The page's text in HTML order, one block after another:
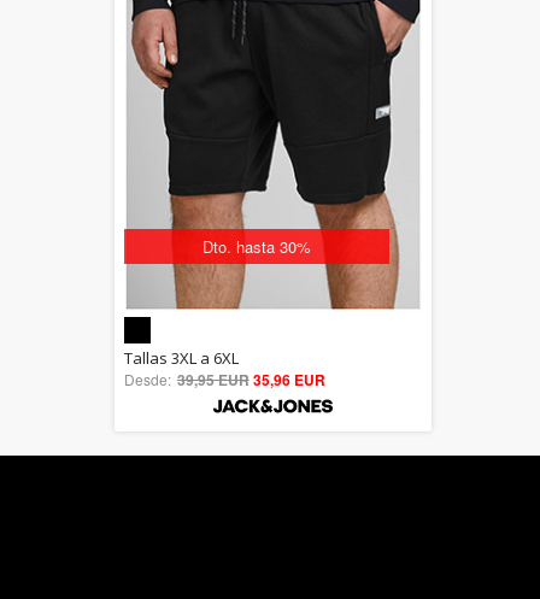
Dto. hasta 30%
5.00
out of 5
Tallas 3XL a 6XL
Desde: 39,95 EUR35,96 EUR